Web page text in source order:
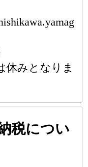
休みとなりま
税につい